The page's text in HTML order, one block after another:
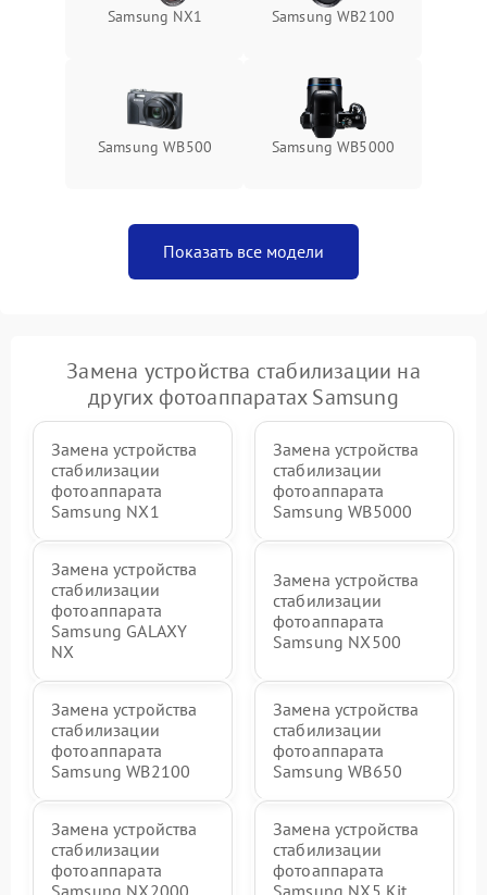
Samsung NX1 Samsung WB2100
Samsung WB500 Samsung WB5000
Показать все модели
Замена устройства стабилизации на
других фотоаппаратах Samsung
Замена устройства
стабилизации
фотоаппарата
Samsung NX1
Замена устройства
стабилизации
фотоаппарата
Samsung WB5000
Замена устройства
стабилизации
фотоаппарата
Samsung GALAXY
NX
Замена устройства
стабилизации
фотоаппарата
Samsung NX500
Замена устройства
стабилизации
фотоаппарата
Samsung WB2100
Замена устройства
стабилизации
фотоаппарата
Samsung WB650
Замена устройства
стабилизации
фотоаппарата
Samsung NX2000
Замена устройства
стабилизации
фотоаппарата
Samsung NX5 Kit